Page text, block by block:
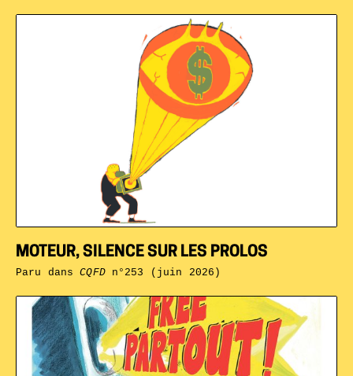
MOTEUR, SILENCE SUR LES PROLOS
Paru dansCQFDn°253 (juin 2026)